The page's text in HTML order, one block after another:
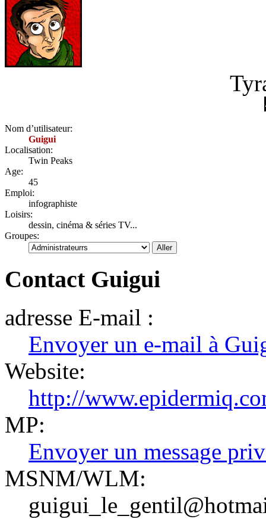
Nom d’utilisateur:
Guigui
Localisation:
Twin Peaks
Age:
45
Emploi:
infographiste
Loisirs:
dessin, cinéma & séries TV...
Groupes:
Contact Guigui
adresse E-mail :
Envoyer un e-mail à
Website:
http://
MP:
Envoyer un message
MSNM/WLM: